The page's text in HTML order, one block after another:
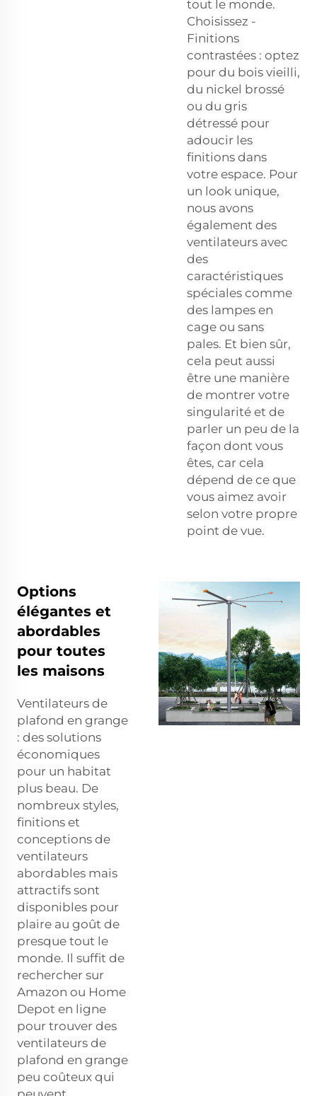
tout le monde.
Choisissez -
Finitions
contrastées : optez
pour du bois vieilli,
du nickel brossé
ou du gris
détressé pour
adoucir les
finitions dans
votre espace. Pour
un look unique,
nous avons
également des
ventilateurs avec
des
caractéristiques
spéciales comme
des lampes en
cage ou sans
pales. Et bien sûr,
cela peut aussi
être une manière
de montrer votre
singularité et de
parler un peu de la
façon dont vous
êtes, car cela
dépend de ce que
vous aimez avoir
selon votre propre
point de vue.
Options
élégantes et
abordables
pour toutes
les maisons
Ventilateurs de
plafond en grange
: des solutions
économiques
pour un habitat
plus beau. De
nombreux styles,
finitions et
conceptions de
ventilateurs
abordables mais
attractifs sont
disponibles pour
plaire au goût de
presque tout le
monde. Il suffit de
rechercher sur
Amazon ou Home
Depot en ligne
pour trouver des
ventilateurs de
plafond en grange
peu coûteux qui